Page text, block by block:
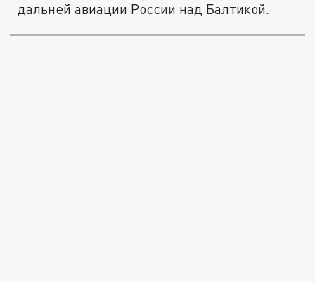
дальней авиации России над Балтикой.